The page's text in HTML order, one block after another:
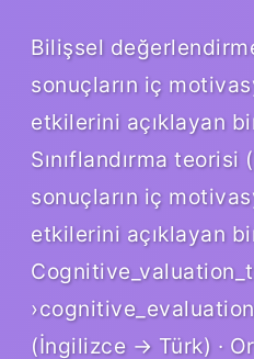
Bilişsel
sonuçların iç
etkilerini açıklayan
Sınıflandırma teorisi
sonuçların iç
etkilerini açıklayan
(İngilizce → Türk) ·